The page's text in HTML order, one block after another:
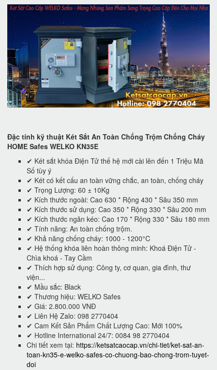
Đặc tính kỹ thuật Két Sắt An Toàn Chống Trộm Chống Cháy
HOME Safes WELKO KN35E
✔ Két sắt khóa Điện Tử thế hệ mới cài lên đến 1 Triệu Mã
Số tùy ý
✔ Két có kết cấu an toàn vững chắc, an toàn, chống cháy
✔ Trọng Lượng: 60 ± 10Kg
✔ Kích thước ngoài: Cao 630 * Rộng 430 * Sâu 350 mm
✔ Kích thước sử dụng: Cao 350 * Rộng 330 * Sâu 200 mm
✔ Kích thước ngăn kéo: Cao 170 * Rộng 330 * Sâu 180 mm
✔ Tính năng: An toàn chống trộm.
✔ Khả năng chống cháy: 1000 - 1200°C
✔ Hệ thống khóa liên hoàn thông minh: Khoá Điện Tử -
Chìa khoá - Tay Cầm
✔ Thích hợp sử dụng: Công ty, cơ quan, gia đình, thư
viện...
✔ Mầu sắc: Black
✔ Thương hiệu: WELKO Safes
✔ Giá: 2.800.000 VNĐ
✔ Liên Hệ Zalo: 098 2770404
✔ Cam Kết Sản Phẩm Chất Lượng Cao: Mới 100%
✔ Hotline International 24/7: 0084 98 2770404
Chi tiết xem tại: https://ketsatcaocap.vn/chi-tiet/ket-sat-an-
toan-kn35-e-welko-safes-co-chuong-bao-chong-trom-tuyet-
doi